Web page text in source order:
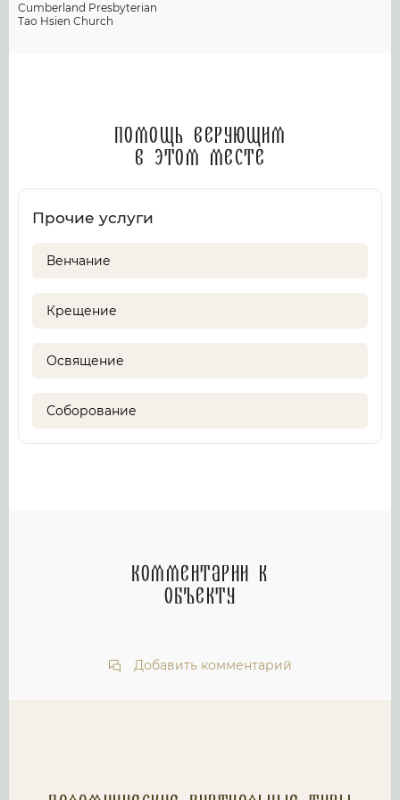
Cumberland Presbyterian
Tao Hsien Church
Помощь верующим
в этом месте
Прочие услуги
Венчание
Крещение
Освящение
Соборование
Комментарии к
объекту
Добавить комментарий